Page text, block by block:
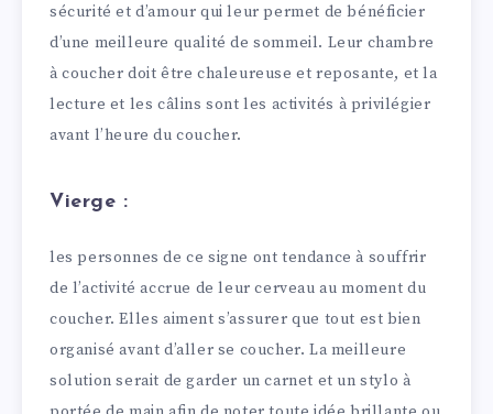
sécurité et d’amour qui leur permet de bénéficier
d’une meilleure qualité de sommeil. Leur chambre
à coucher doit être chaleureuse et reposante, et la
lecture et les câlins sont les activités à privilégier
avant l’heure du coucher.
Vierge :
les personnes de ce signe ont tendance à souffrir
de l’activité accrue de leur cerveau au moment du
coucher. Elles aiment s’assurer que tout est bien
organisé avant d’aller se coucher. La meilleure
solution serait de garder un carnet et un stylo à